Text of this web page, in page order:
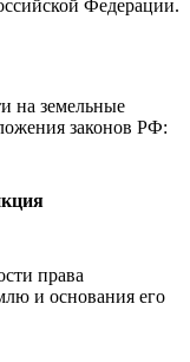
Федерации.
на земельные
законов РФ:
права
и основания его